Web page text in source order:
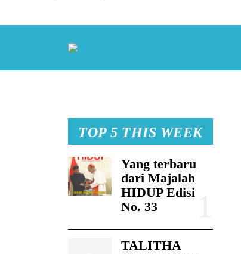
TOP 5 THIS WEEK
Yang terbaru
dari Majalah
HIDUP Edisi
No. 33
TALITHA